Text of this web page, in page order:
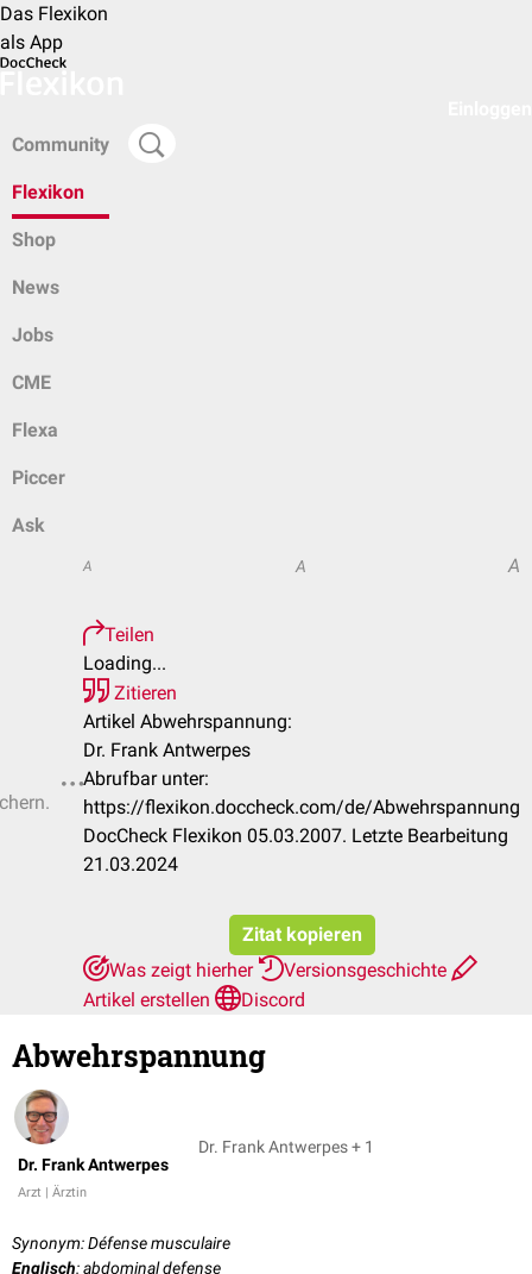
Das Flexikon
als App
Community
Flexikon
Shop
News
Jobs
CME
Flexa
Piccer
Ask
A A A
Teilen
Loading...
Zitieren
Artikel Abwehrspannung:
Dr. Frank Antwerpes
Abrufbar unter:
https://flexikon.doccheck.com/de/Abwehrspannung
DocCheck Flexikon 05.03.2007. Letzte Bearbeitung
21.03.2024
Zitat kopieren
Was zeigt hierher
Versionsgeschichte
Artikel erstellen
Discord
Abwehrspannung
Dr. Frank Antwerpes
Arzt | Ärztin
Dr. Frank Antwerpes + 1
Synonym: Défense musculaire
Englisch: abdominal defense